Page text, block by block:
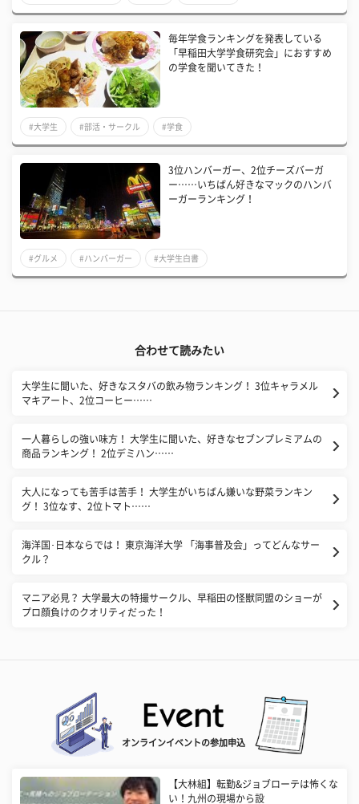
毎年学食ランキングを発表している
「早稲田大学学食研究会」におすすめ
の学食を聞いてきた！
#大学生 #部活・サークル #学食
3位ハンバーガー、2位チーズバーガ
ー……いちばん好きなマックのハンバ
ーガーランキング！
#グルメ #ハンバーガー #大学生白書
合わせて読みたい
大学生に聞いた、好きなスタバの飲み物ランキング！ 3位キャラメル
マキアート、2位コーヒー……
一人暮らしの強い味方！ 大学生に聞いた、好きなセブンプレミアムの
商品ランキング！ 2位デミハン……
大人になっても苦手は苦手！ 大学生がいちばん嫌いな野菜ランキン
グ！ 3位なす、2位トマト……
海洋国･日本ならでは！ 東京海洋大学 「海事普及会」ってどんなサー
クル？
マニア必見？ 大学最大の特撮サークル、早稲田の怪獣同盟のショーが
プロ顔負けのクオリティだった！
オンラインイベントの参加申込
【大林組】転勤&ジョブローテは怖くな
い！九州の現場から設